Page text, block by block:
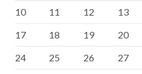
10
11 12 13
17
18 19 20
24
25 26 27